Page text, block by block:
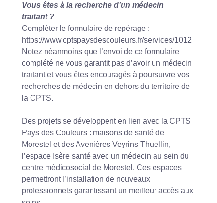
Vous êtes à la recherche d’un médecin
traitant ?
Compléter le formulaire de repérage :
https://www.cptspaysdescouleurs.fr/services/1012
Notez néanmoins que l’envoi de ce formulaire
complété ne vous garantit pas d’avoir un médecin
traitant et vous êtes encouragés à poursuivre vos
recherches de médecin en dehors du territoire de
la CPTS.
Des projets se développent en lien avec la CPTS
Pays des Couleurs : maisons de santé de
Morestel et des Avenières Veyrins-Thuellin,
l’espace Isère santé avec un médecin au sein du
centre médicosocial de Morestel. Ces espaces
permettront l’installation de nouveaux
professionnels garantissant un meilleur accès aux